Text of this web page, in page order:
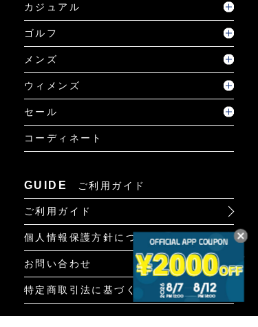
カジュアル
ゴルフ
メンズ
ウィメンズ
セール
コーディネート
GUIDE ご利用ガイド
ご利用ガイド
個人情報保護方針について
お問い合わせ
特定商取引法に基づく表示